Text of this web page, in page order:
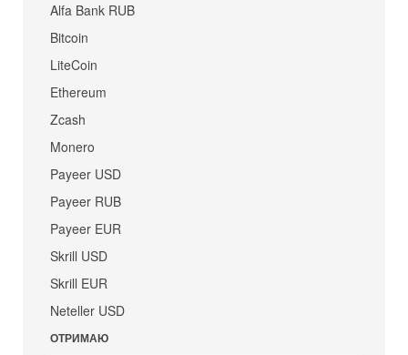
Alfa Bank RUB
Bitcoin
LiteCoin
Ethereum
Zcash
Monero
Payeer USD
Payeer RUB
Payeer EUR
Skrill USD
Skrill EUR
Neteller USD
ОТРИМАЮ